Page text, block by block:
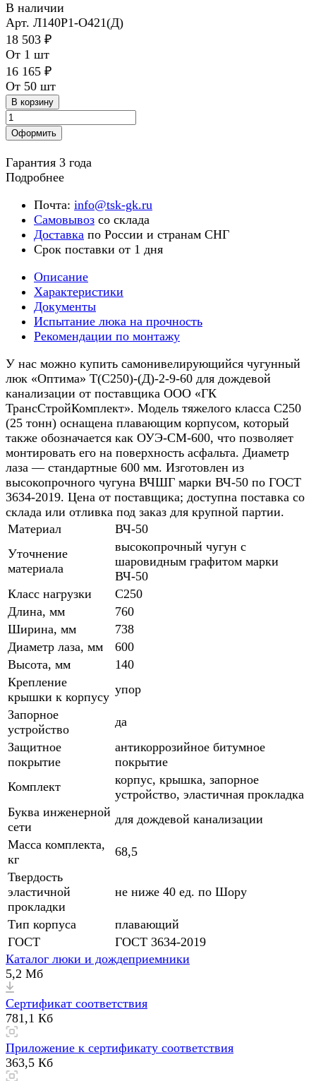
В наличии
Арт. Л140Р1-О421(Д)
18 503 ₽
От 1 шт
16 165 ₽
От 50 шт
В корзину
Оформить
Гарантия 3 года
Подробнее
Почта: info@tsk-gk.ru
Самовывоз со склада
Доставка по России и странам СНГ
Срок поставки от 1 дня
Описание
Характеристики
Документы
Испытание люка на прочность
Рекомендации по монтажу
У нас можно купить самонивелирующийся чугунный
люк «Оптима» Т(С250)-(Д)-2-9-60 для дождевой
канализации от поставщика ООО «ГК
ТрансСтройКомплект». Модель тяжелого класса С250
(25 тонн) оснащена плавающим корпусом, который
также обозначается как ОУЭ-СМ-600, что позволяет
монтировать его на поверхность асфальта. Диаметр
лаза — стандартные 600 мм. Изготовлен из
высокопрочного чугуна ВЧШГ марки ВЧ-50 по ГОСТ
3634-2019. Цена от поставщика; доступна поставка со
склада или отливка под заказ для крупной партии.
Материал
ВЧ-50
Уточнение
материала
высокопрочный чугун с
шаровидным графитом марки
ВЧ-50
Класс нагрузки
C250
Длина, мм
760
Ширина, мм
738
Диаметр лаза, мм
600
Высота, мм
140
Крепление
крышки к корпусу
упор
Запорное
устройство
да
Защитное
покрытие
антикоррозийное битумное
покрытие
Комплект
корпус, крышка, запорное
устройство, эластичная прокладка
Буква инженерной
сети
для дождевой канализации
Масса комплекта,
кг
68,5
Твердость
эластичной
прокладки
не ниже 40 ед. по Шору
Тип корпуса
плавающий
ГОСТ
ГОСТ 3634-2019
Каталог люки и дождеприемники
5,2 Мб
Сертификат соответствия
781,1 Кб
Приложение к сертификату соответствия
363,5 Кб